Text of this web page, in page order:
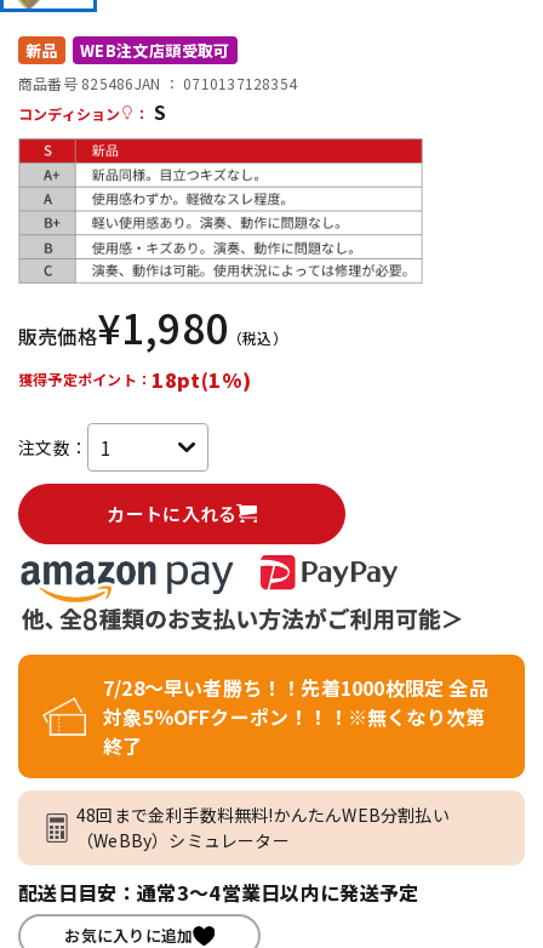
配信/ライブ機器
中古 ヴィンテージ
新品 WEB注文店頭受取可
商品番号 825486JAN ： 0710137128354
コンディション
： S
販売価格¥1,980 （税込）
獲得予定ポイント： 18pt(1%)
注文数：
カートに入れる
7/28～早い者勝ち！！先着1000枚限定 全品
対象5％OFFクーポン！！！※無くなり次第
終了
48回まで金利手数料無料!かんたんWEB分割払い
（WeBBy）シミュレーター
配送日目安：通常3～4営業日以内に発送予定
お気に入りに追加